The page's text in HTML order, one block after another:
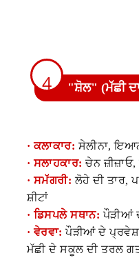
4 "ਸ਼ੋਲ" (ਮੱਛੀ
· ਕਲਾਕਾਰ: ਸੇਲੀਨਾ,
· ਸਲਾਹਕਾਰ:ਚੇਨ
· ਸਮੱਗਰੀ: ਲੋਹੇ ਦੀ ਤਾਰ,
ਸ਼ੀਟਾਂ
· ਡਿਸਪਲੇ ਸਥਾਨ:ਪੌੜੀਆਂ
· ਵੇਰਵਾ:ਪੌੜੀਆਂ ਦੇ
ਮੱਛੀ ਦੇ ਸਕੂਲ ਦੀ ਤਰਲ